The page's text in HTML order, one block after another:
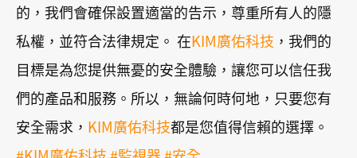
的，我們會確保設置適當的告示，尊重所有人的隱
私權，並符合法律規定。 在KIM廣佑科技 ，我們的
目標是為您提供無憂的安全體驗，讓您可以信任我
們的產品和服務。所以，無論何時何地，只要您有
安全需求， KIM廣佑科技都是您值得信賴的選擇。